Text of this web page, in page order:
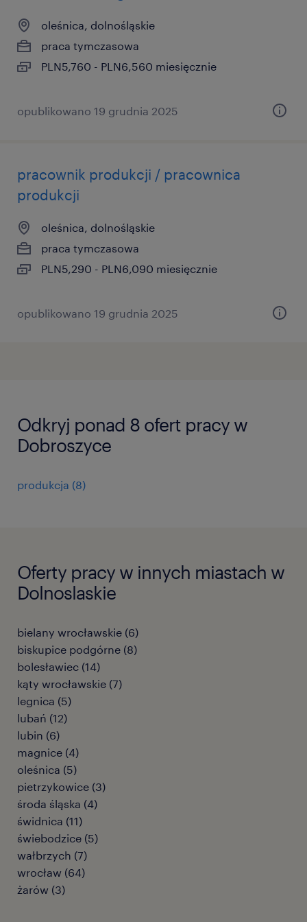
oleśnica, dolnośląskie
praca tymczasowa
PLN5,760 - PLN6,560 miesięcznie
opublikowano 19 grudnia 2025
pracownik produkcji / pracownica
produkcji
oleśnica, dolnośląskie
praca tymczasowa
PLN5,290 - PLN6,090 miesięcznie
opublikowano 19 grudnia 2025
Odkryj ponad 8 ofert pracy w
Dobroszyce
produkcja (8)
Oferty pracy w innych miastach w
Dolnoslaskie
bielany wrocławskie (6)
biskupice podgórne (8)
bolesławiec (14)
kąty wrocławskie (7)
legnica (5)
lubań (12)
lubin (6)
magnice (4)
oleśnica (5)
pietrzykowice (3)
środa śląska (4)
świdnica (11)
świebodzice (5)
wałbrzych (7)
wrocław (64)
żarów (3)